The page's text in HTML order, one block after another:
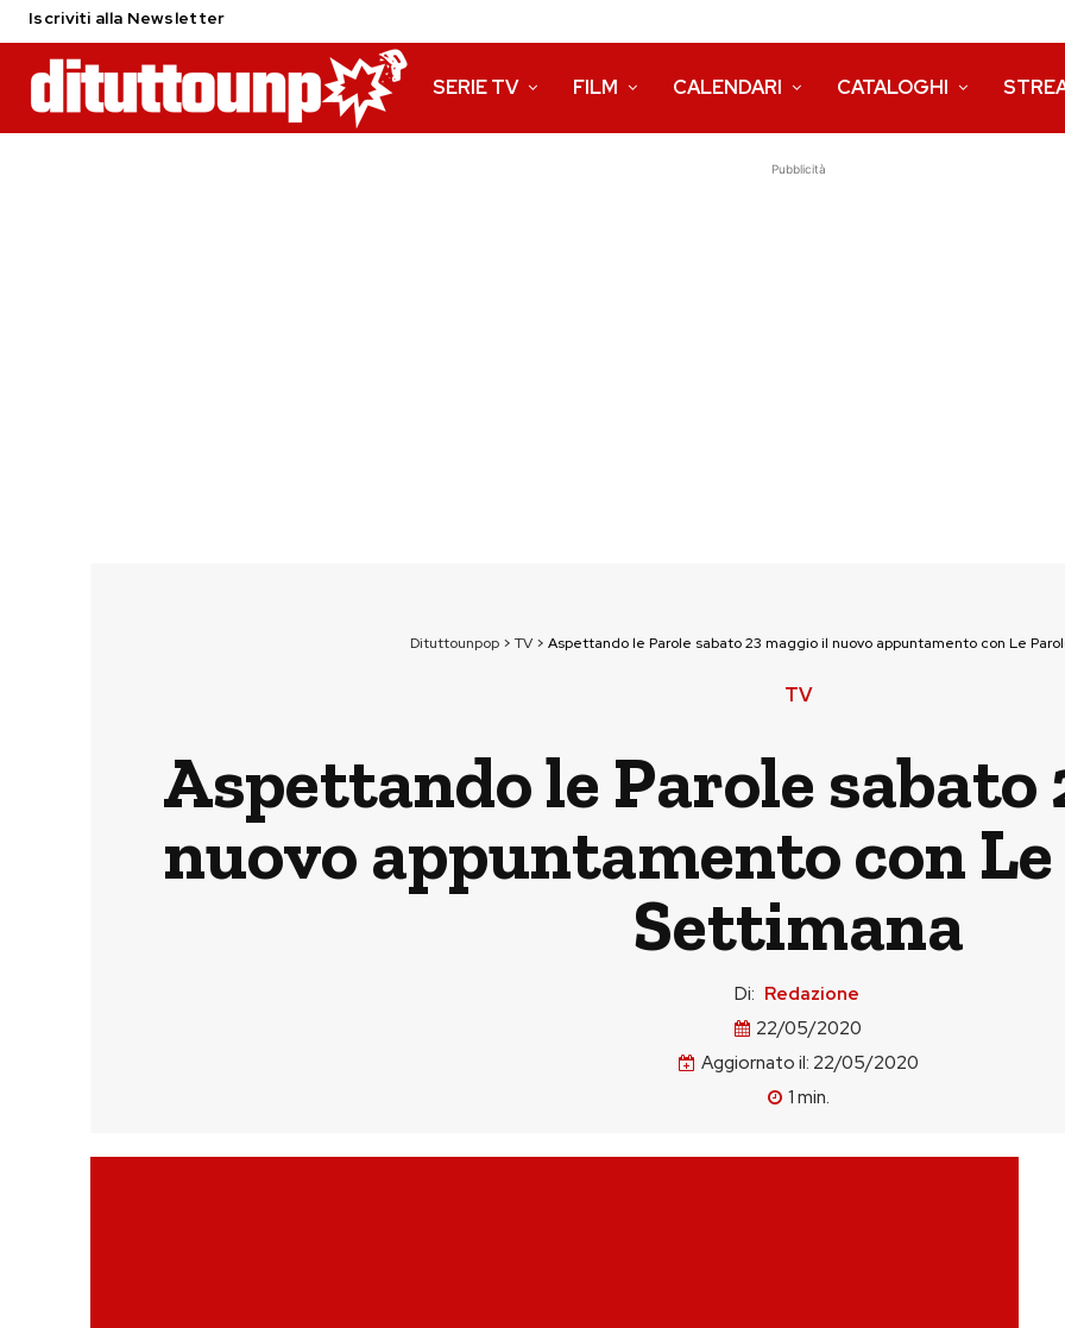
Iscriviti alla Newsletter
SERIE TV FILM CALENDARI CATALOGHI
Pubblicità
Dituttounpop > TV > Aspettando le Parole sabato 23 maggio il nuovo appuntamento con Le
TV
Aspettando le Parole sabato
nuovo appuntamento con
Settimana
Di: Redazione
22/05/2020
Aggiornato il: 22/05/2020
1 min.